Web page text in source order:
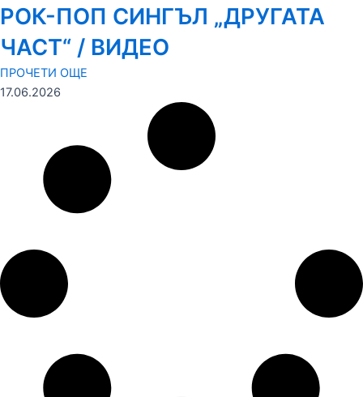
РОК-ПОП СИНГЪЛ „ДРУГАТА
ЧАСТ“ / ВИДЕО
ПРОЧЕТИ ОЩЕ
17.06.2026